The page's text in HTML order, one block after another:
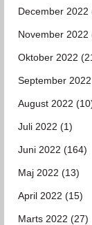
December 2022
November 2022
Oktober 2022
September
August 2022
Juli 2022 (1)
Juni 2022 (164)
Maj 2022 (13)
April 2022 (15)
Marts 2022 (27)